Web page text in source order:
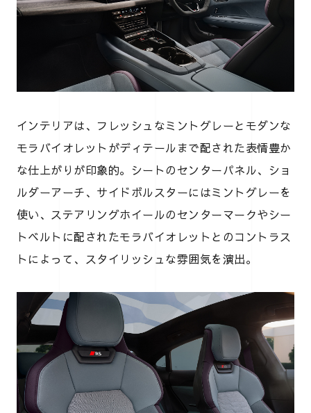
インテリアは、フレッシュなミントグレーとモダンな
モラバイオレットがディテールまで配された表情豊か
な仕上がりが印象的。シートのセンターパネル、ショ
ルダーアーチ、サイドボルスターにはミントグレーを
使い、ステアリングホイールのセンターマークやシー
トベルトに配されたモラバイオレットとのコントラス
トによって、スタイリッシュな雰囲気を演出。